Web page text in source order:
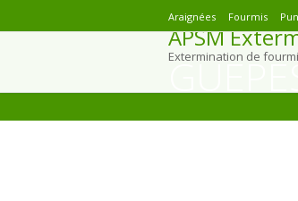
Araignées Fourmis
APSM
Extermination de